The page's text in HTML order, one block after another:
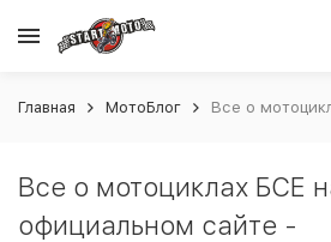
Главная МотоБлог Все о
Все о мотоциклах БСЕ
официальном сайте -